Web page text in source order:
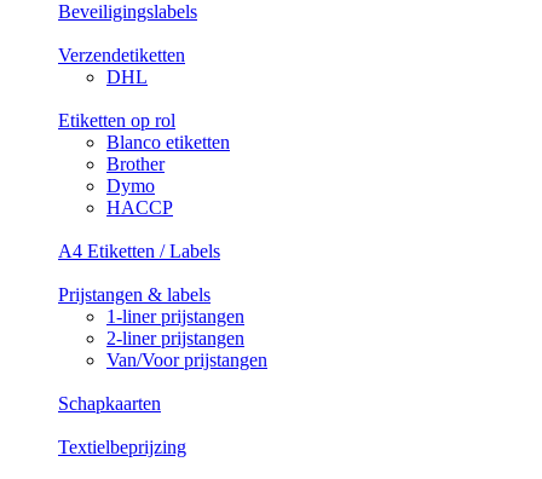
Beveiligingslabels
Verzendetiketten
DHL
Etiketten op rol
Blanco etiketten
Brother
Dymo
HACCP
A4 Etiketten / Labels
Prijstangen & labels
1-liner prijstangen
2-liner prijstangen
Van/Voor prijstangen
Schapkaarten
Textielbeprijzing